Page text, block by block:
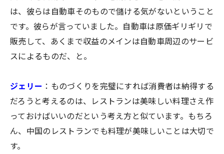
は、彼らは自動車そのもので儲ける気がないということ
です。彼らが言っていました。自動車は原価ギリギリで
販売して、あくまで収益のメインは自動車周辺のサービ
スによるものだ、と。
ジェリー ：ものづくりを完璧にすれば消費者は納得する
だろうと考えるのは、レストランは美味しい料理さえ作
っておけばいいのだという考え方と似ています。もちろ
ん、中国のレストランでも料理が美味しいことは大切で
す。